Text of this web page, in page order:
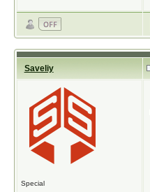
Saveliy
Special